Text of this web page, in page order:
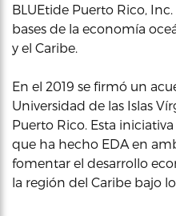
BLUEtide Puerto Rico,
bases de la economía
y el Caribe.
En el 2019 se firmó un
Universidad de las Islas
Puerto Rico. Esta
que ha hecho EDA en
fomentar el desarrollo
la región del Caribe bajo